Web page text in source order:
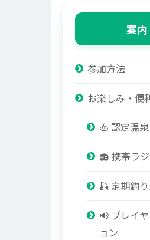
案内
参加方法
お楽しみ・便
♨️ 認定温
📻 携帯ラ
🎣 定期釣
📢 プレイ
ョン